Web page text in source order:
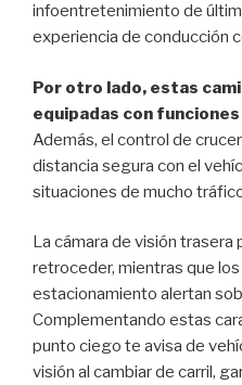
infoentretenimiento de
experiencia de conducción
Por otro lado, estas
equipadas con
Además, el control de
distancia segura con el
situaciones de mucho
La cámara de visión trasera
retroceder, mientras que
estacionamiento alertan
Complementando estas
punto ciego te avisa de
visión al cambiar de carril,